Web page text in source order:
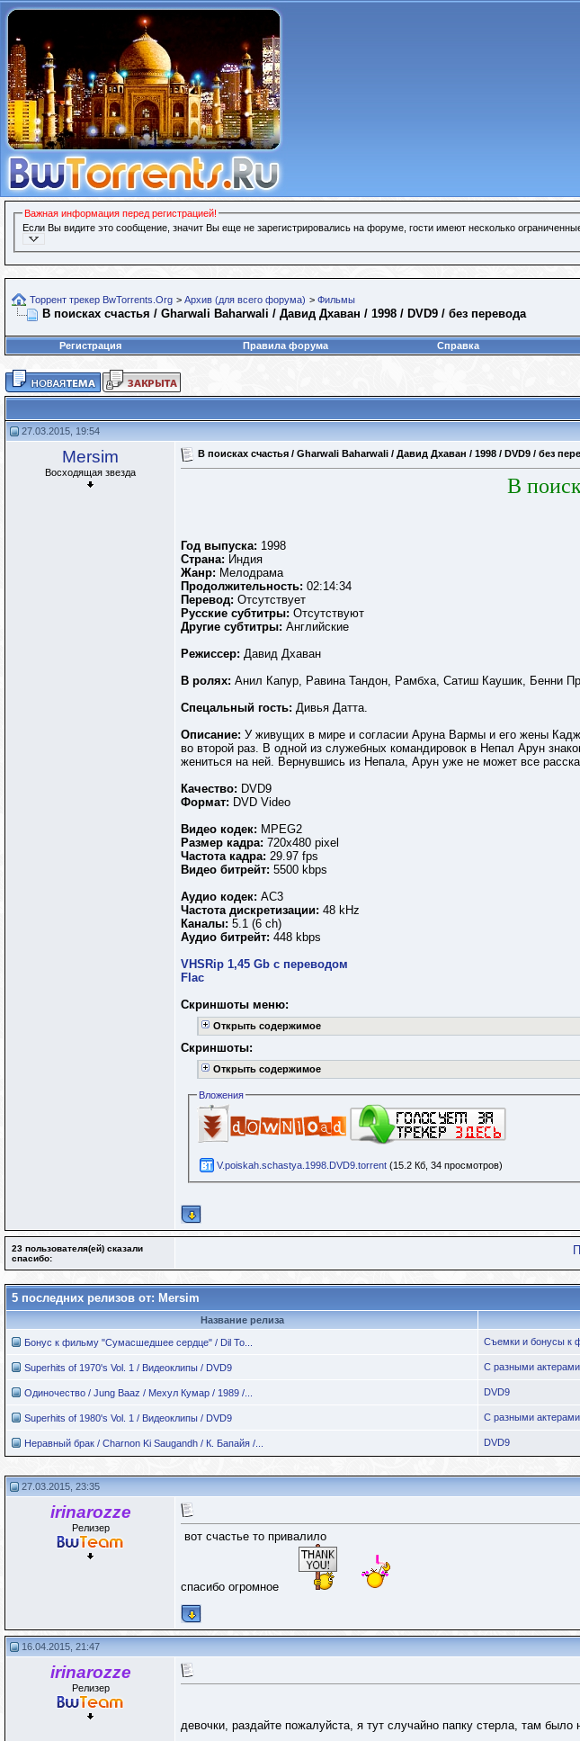
Важная информация перед регистрацией!
Если Вы видите это сообщение, значит Вы еще не зарегистрировались на форуме, гости имеют несколько
Торрент трекер BwTorrents.Org > Архив (для всего форума) > Фильмы
В поисках счастья / Gharwali Baharwali / Давид Дхаван / 1998 / DVD9 / без перевода
Регистрация
Правила форума Справка
27.03.2015, 19:54
Mersim
Восходящая звезда
В поисках счастья / Gharwali Baharwali / Давид Дхаван / 1998 / DVD9 / без
В
Год выпуска: 1998
Страна: Индия
Жанр: Мелодрама
Продолжительность: 02:14:34
Перевод: Отсутствует
Русские субтитры: Отсутствуют
Другие субтитры: Английские
Режиссер: Давид Дхаван
В ролях: Анил Капур, Равина Тандон, Рамбха, Сатиш Каушик, Бенни
Спецальный гость: Дивья Датта.
Описание: У живущих в мире и согласии Аруна Вармы и его жены
во второй раз. В одной из служебных командировок в Непал Арун
жениться на ней. Вернувшись из Непала, Арун уже не может все
Качество: DVD9
Формат: DVD Video
Видео кодек: MPEG2
Размер кадра: 720x480 pixel
Частота кадра: 29.97 fps
Видео битрейт: 5500 kbps
Аудио кодек: AC3
Частота дискретизации: 48 kHz
Каналы: 5.1 (6 ch)
Аудио битрейт: 448 kbps
VHSRip 1,45 Gb с переводом
Flac
Скриншоты меню:
Открыть содержимое
Скриншоты:
Открыть содержимое
Вложения
V.poiskah.schastya.1998.DVD9.torrent (15.2 Кб, 34 просмотров)
23 пользователя(ей) сказали
cпасибо:
5 последних релизов от: Mersim
Название релиза
Бонус к фильму "Сумасшедшее сердце" / Dil To... Съемки и бонусы к
Superhits of 1970's Vol. 1 / Видеоклипы / DVD9 С разными
Одиночество / Jung Baaz / Мехул Кумар / 1989 /... DVD9
Superhits of 1980's Vol. 1 / Видеоклипы / DVD9 С разными
Неравный брак / Charnon Ki Saugandh / К. Бапайя /... DVD9
27.03.2015, 23:35
irinarozze
Релизер
вот счастье то привалило
спасибо огромное
16.04.2015, 21:47
irinarozze
Релизер
девочки, раздайте пожалуйста, я тут случайно папку стерла, там